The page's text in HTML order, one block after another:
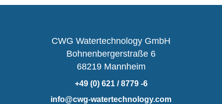
CWG Watertechnology GmbH
Bohnenbergerstraße 6
68219 Mannheim
+49 (0) 621 / 8779 -6
info@cwg-watertechnology.com